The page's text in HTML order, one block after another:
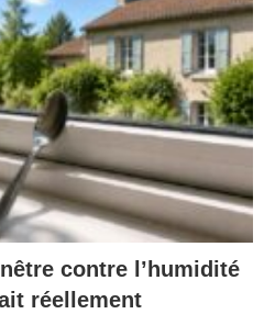
contre l’humidité
réellement